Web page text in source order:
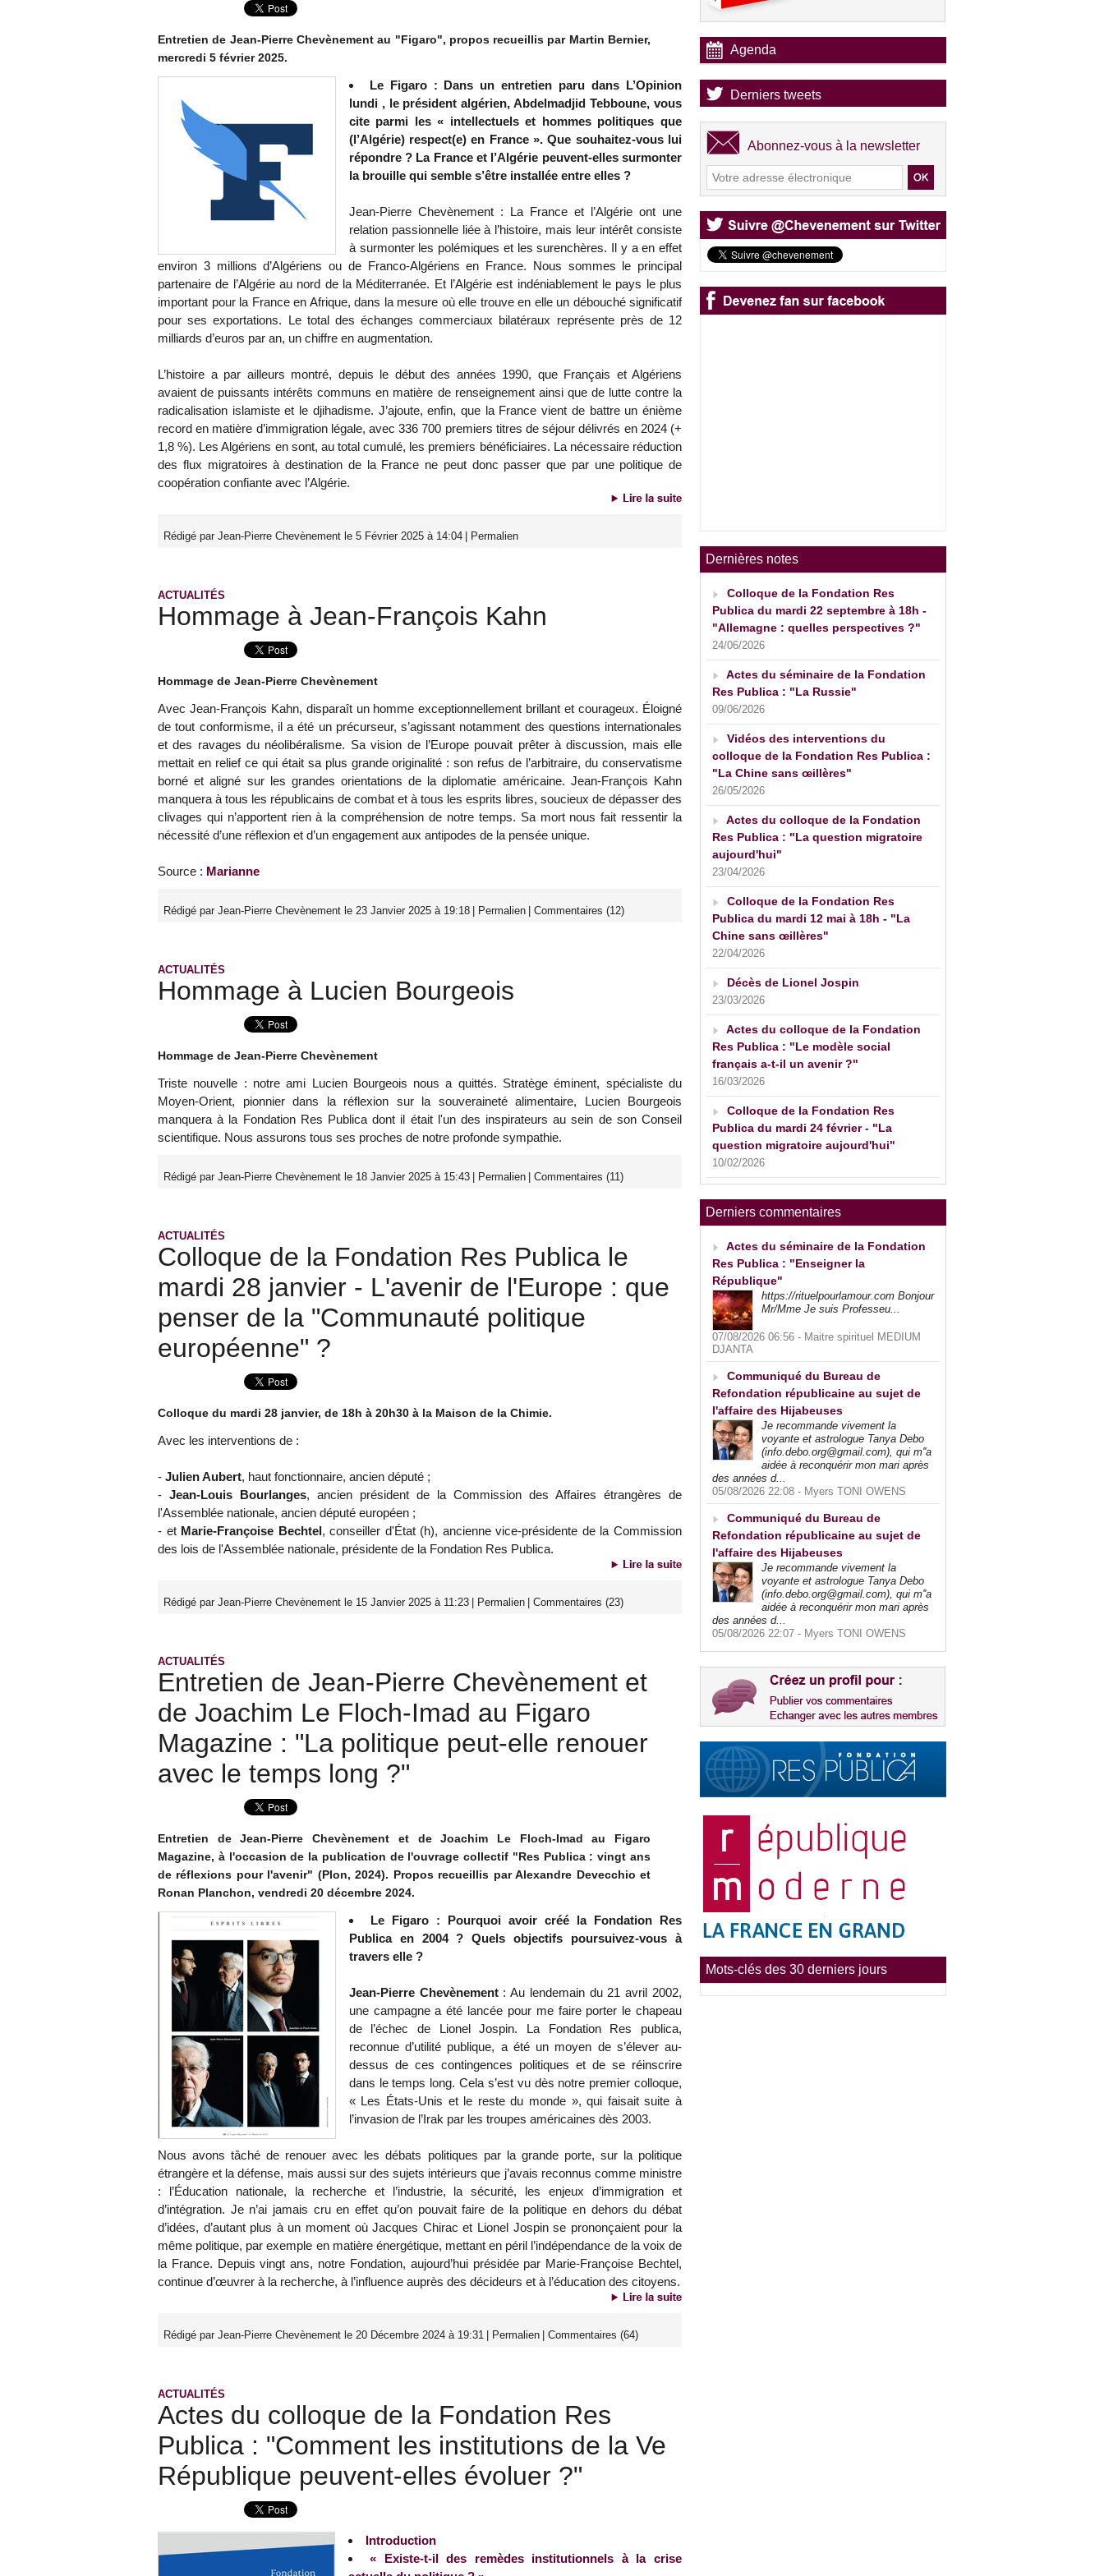
Entretien de Jean-Pierre Chevènement au "Figaro", propos recueillis par Martin Bernier,
mercredi 5 février 2025.
Le Figaro : Dans un entretien paru dans L’Opinion
lundi , le président algérien, Abdelmadjid Tebboune, vous
cite parmi les « intellectuels et hommes politiques que
(l’Algérie) respect(e) en France ». Que souhaitez-vous lui
répondre ? La France et l’Algérie peuvent-elles surmonter
la brouille qui semble s’être installée entre elles ?
Jean-Pierre Chevènement : La France et l’Algérie ont une
relation passionnelle liée à l’histoire, mais leur intérêt consiste
à surmonter les polémiques et les surenchères. Il y a en effet
environ 3 millions d’Algériens ou de Franco-Algériens en France. Nous sommes le principal
partenaire de l’Algérie au nord de la Méditerranée. Et l’Algérie est indéniablement le pays le plus
important pour la France en Afrique, dans la mesure où elle trouve en elle un débouché significatif
pour ses exportations. Le total des échanges commerciaux bilatéraux représente près de 12
milliards d’euros par an, un chiffre en augmentation.
L’histoire a par ailleurs montré, depuis le début des années 1990, que Français et Algériens
avaient de puissants intérêts communs en matière de renseignement ainsi que de lutte contre la
radicalisation islamiste et le djihadisme. J’ajoute, enfin, que la France vient de battre un énième
record en matière d’immigration légale, avec 336 700 premiers titres de séjour délivrés en 2024 (+
1,8 %). Les Algériens en sont, au total cumulé, les premiers bénéficiaires. La nécessaire réduction
des flux migratoires à destination de la France ne peut donc passer que par une politique de
coopération confiante avec l’Algérie.
Rédigé par Jean-Pierre Chevènement le 5 Février 2025 à 14:04 Permalien
ACTUALITÉS
Hommage à Jean-François Kahn
Hommage de Jean-Pierre Chevènement
Avec Jean-François Kahn, disparaît un homme exceptionnellement brillant et courageux. Éloigné
de tout conformisme, il a été un précurseur, s’agissant notamment des questions internationales
et des ravages du néolibéralisme. Sa vision de l’Europe pouvait prêter à discussion, mais elle
mettait en relief ce qui était sa plus grande originalité : son refus de l’arbitraire, du conservatisme
borné et aligné sur les grandes orientations de la diplomatie américaine. Jean-François Kahn
manquera à tous les républicains de combat et à tous les esprits libres, soucieux de dépasser des
clivages qui n’apportent rien à la compréhension de notre temps. Sa mort nous fait ressentir la
nécessité d’une réflexion et d’un engagement aux antipodes de la pensée unique.
Source : Marianne
Rédigé par Jean-Pierre Chevènement le 23 Janvier 2025 à 19:18 Permalien Commentaires (12)
ACTUALITÉS
Hommage à Lucien Bourgeois
Hommage de Jean-Pierre Chevènement
Triste nouvelle : notre ami Lucien Bourgeois nous a quittés. Stratège éminent, spécialiste du
Moyen-Orient, pionnier dans la réflexion sur la souveraineté alimentaire, Lucien Bourgeois
manquera à la Fondation Res Publica dont il était l'un des inspirateurs au sein de son Conseil
scientifique. Nous assurons tous ses proches de notre profonde sympathie.
Rédigé par Jean-Pierre Chevènement le 18 Janvier 2025 à 15:43 Permalien Commentaires (11)
ACTUALITÉS
Colloque de la Fondation Res Publica le
mardi 28 janvier - L'avenir de l'Europe : que
penser de la "Communauté politique
européenne" ?
Colloque du mardi 28 janvier, de 18h à 20h30 à la Maison de la Chimie.
Avec les interventions de :
- Julien Aubert, haut fonctionnaire, ancien député ;
- Jean-Louis Bourlanges, ancien président de la Commission des Affaires étrangères de
l'Assemblée nationale, ancien député européen ;
- et Marie-Françoise Bechtel, conseiller d'État (h), ancienne vice-présidente de la Commission
des lois de l'Assemblée nationale, présidente de la Fondation Res Publica.
Rédigé par Jean-Pierre Chevènement le 15 Janvier 2025 à 11:23 Permalien Commentaires (23)
ACTUALITÉS
Entretien de Jean-Pierre Chevènement et
de Joachim Le Floch-Imad au Figaro
Magazine : "La politique peut-elle renouer
avec le temps long ?"
Entretien de Jean-Pierre Chevènement et de Joachim Le Floch-Imad au Figaro
Magazine, à l'occasion de la publication de l'ouvrage collectif "Res Publica : vingt ans
de réflexions pour l'avenir" (Plon, 2024). Propos recueillis par Alexandre Devecchio et
Ronan Planchon, vendredi 20 décembre 2024.
Le Figaro : Pourquoi avoir créé la Fondation Res
Publica en 2004 ? Quels objectifs poursuivez-vous à
travers elle ?
Jean-Pierre Chevènement: Au lendemain du 21 avril 2002,
une campagne a été lancée pour me faire porter le chapeau
de l’échec de Lionel Jospin. La Fondation Res publica,
reconnue d’utilité publique, a été un moyen de s’élever au-
dessus de ces contingences politiques et de se réinscrire
dans le temps long. Cela s’est vu dès notre premier colloque,
« Les États-Unis et le reste du monde », qui faisait suite à
l’invasion de l’Irak par les troupes américaines dès 2003.
Nous avons tâché de renouer avec les débats politiques par la grande porte, sur la politique
étrangère et la défense, mais aussi sur des sujets intérieurs que j’avais reconnus comme ministre
: l’Éducation nationale, la recherche et l’industrie, la sécurité, les enjeux d’immigration et
d’intégration. Je n’ai jamais cru en effet qu’on pouvait faire de la politique en dehors du débat
d’idées, d’autant plus à un moment où Jacques Chirac et Lionel Jospin se prononçaient pour la
même politique, par exemple en matière énergétique, mettant en péril l’indépendance de la voix de
la France. Depuis vingt ans, notre Fondation, aujourd’hui présidée par Marie-Françoise Bechtel,
continue d’œuvrer à la recherche, à l’influence auprès des décideurs et à l’éducation des citoyens.
Rédigé par Jean-Pierre Chevènement le 20 Décembre 2024 à 19:31 Permalien Commentaires (64)
ACTUALITÉS
Actes du colloque de la Fondation Res
Publica : "Comment les institutions de la Ve
République peuvent-elles évoluer ?"
Introduction
« Existe-t-il des remèdes institutionnels à la crise
Agenda
Derniers tweets
Abonnez-vous à la newsletter
Dernières notes
Colloque de la Fondation Res
Publica du mardi 22 septembre à 18h -
"Allemagne : quelles perspectives ?"
24/06/2026
Actes du séminaire de la Fondation
Res Publica : "La Russie"
09/06/2026
Vidéos des interventions du
colloque de la Fondation Res Publica :
"La Chine sans œillères"
26/05/2026
Actes du colloque de la Fondation
Res Publica : "La question migratoire
aujourd'hui"
23/04/2026
Colloque de la Fondation Res
Publica du mardi 12 mai à 18h - "La
Chine sans œillères"
22/04/2026
Décès de Lionel Jospin
23/03/2026
Actes du colloque de la Fondation
Res Publica : "Le modèle social
français a-t-il un avenir ?"
16/03/2026
Colloque de la Fondation Res
Publica du mardi 24 février - "La
question migratoire aujourd'hui"
10/02/2026
Derniers commentaires
Actes du séminaire de la Fondation
Res Publica : "Enseigner la
République"
https://rituelpourlamour.com Bonjour
Mr/Mme Je suis Professeu...
07/08/2026 06:56 - Maitre spirituel MEDIUM
DJANTA
Communiqué du Bureau de
Refondation républicaine au sujet de
l'affaire des Hijabeuses
Je recommande vivement la
voyante et astrologue Tanya Debo
(info.debo.org@gmail.com), qui m''a
aidée à reconquérir mon mari après
des années d...
05/08/2026 22:08 - Myers TONI OWENS
Communiqué du Bureau de
Refondation républicaine au sujet de
l'affaire des Hijabeuses
Je recommande vivement la
voyante et astrologue Tanya Debo
(info.debo.org@gmail.com), qui m''a
aidée à reconquérir mon mari après
des années d...
05/08/2026 22:07 - Myers TONI OWENS
Mots-clés des 30 derniers jours